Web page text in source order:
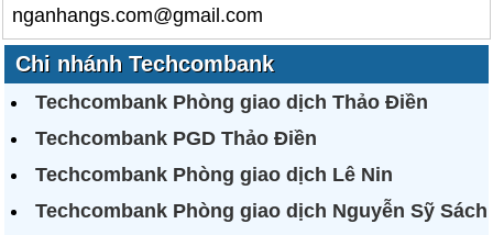
nganhangs.com@gmail.com
Chi nhánh Techcombank
Techcombank Phòng giao dịch Thảo Điền
Techcombank PGD Thảo Điền
Techcombank Phòng giao dịch Lê Nin
Techcombank Phòng giao dịch Nguyễn Sỹ Sách